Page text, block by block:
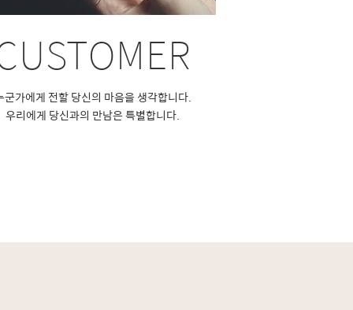
군가에게 전할 당신의 마음을 생각합니다.
우리에게 당신과의 만남은 특별합니다.